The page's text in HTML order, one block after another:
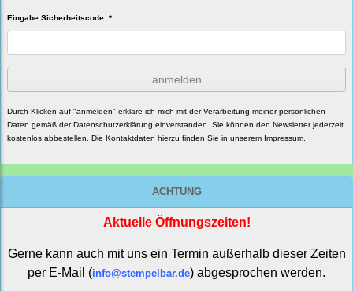
Eingabe Sicherheitscode: *
anmelden
Durch Klicken auf "anmelden" erkläre ich mich mit der Verarbeitung meiner persönlichen
Daten gemäß derDatenschutzerklärung einverstanden. Sie können den Newsletter jederzeit
kostenlos abbestellen. Die Kontaktdaten hierzu finden Sie in unserem Impressum.
ACHTUNG
Aktuelle Öffnungszeiten!
Gerne kann auch mit uns ein Termin außerhalb dieser Zeiten
per E-Mail (info@stempelbar.de) abgesprochen werden.